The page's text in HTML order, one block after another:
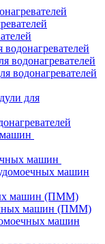
водонагревателей
водонагревателей
для
машин
машин
машин
машин (ПММ)
машин (ПММ)
машин